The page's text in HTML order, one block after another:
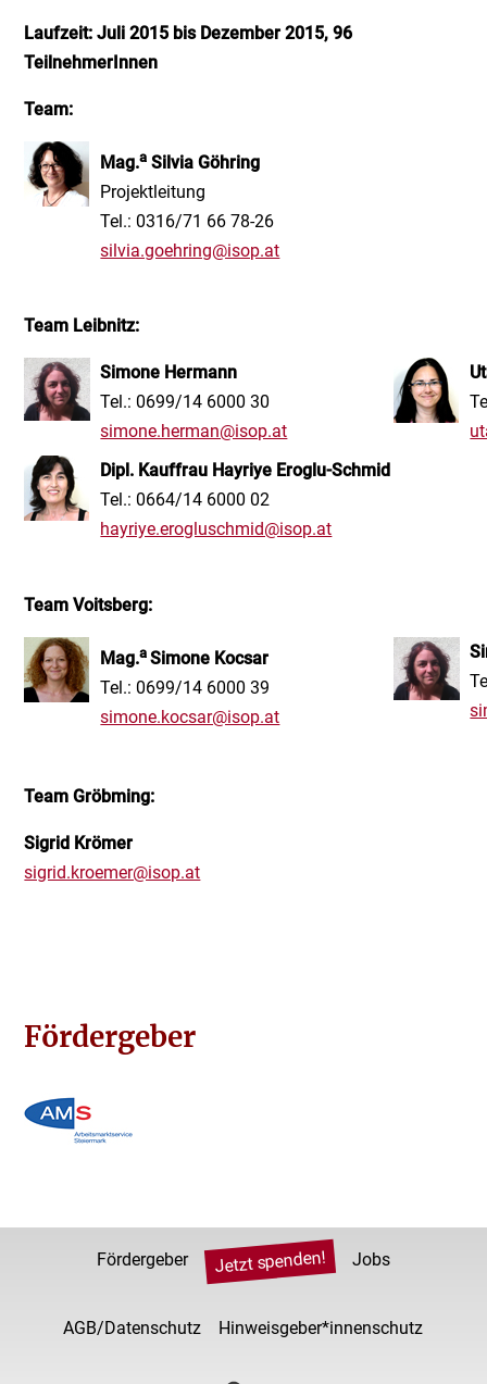
Laufzeit: Juli 2015 bis Dezember 2015, 96
TeilnehmerInnen
Team:
Mag.a Silvia Göhring
Projektleitung
Tel.: 0316/71 66 78-26
silvia.goehring@isop.at
Team Leibnitz:
Simone Hermann
Tel.: 0699/14 6000 30
simone.herman@isop.at
Dipl. Kauffrau Hayriye Eroglu-Schmid
Tel.: 0664/14 6000 02
hayriye.erogluschmid@isop.at
Team Voitsberg:
Mag.a Simone Kocsar
Tel.: 0699/14 6000 39
simone.kocsar@isop.at
Team Gröbming:
Sigrid Krömer
sigrid.kroemer@isop.at
Fördergeber
Fördergeber Jetzt spenden! Jobs
AGB/Datenschutz Hinweisgeber*innenschutz